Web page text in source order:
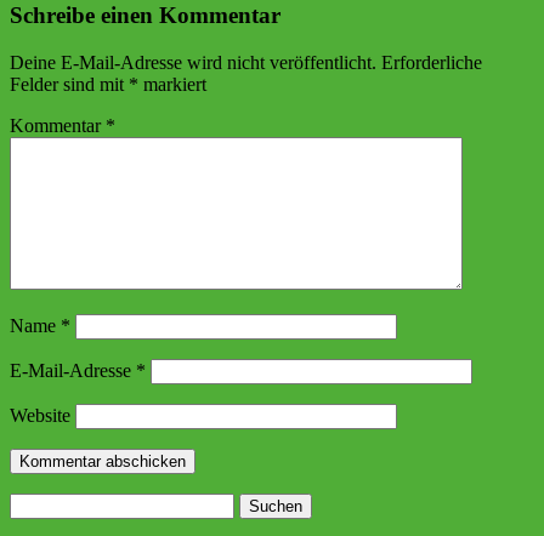
Schreibe einen Kommentar
Deine E-Mail-Adresse wird nicht veröffentlicht. Erforderliche
Felder sind mit * markiert
Kommentar *
Name *
E-Mail-Adresse *
Website
nach: